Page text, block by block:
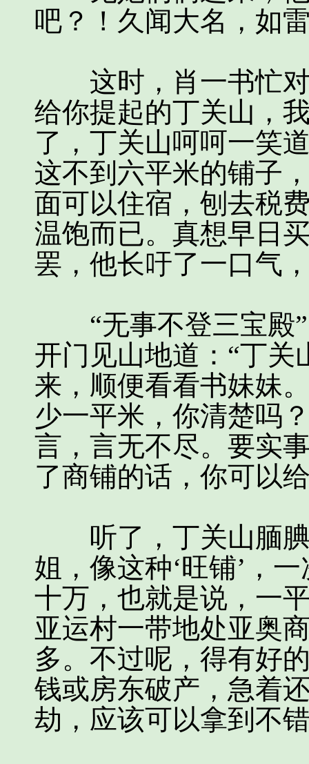
吧？！久闻大名，如
这时，肖一书忙对
给你提起的丁关山，
了，丁关山呵呵一笑
这不到六平米的铺子
面可以住宿，刨去税
温饱而已。真想早日
罢，他长吁了一口气
“无事不登三宝殿”
开门见山地道：“丁
来，顺便看看书妹妹
少一平米，你清楚吗
言，言无不尽。要实
了商铺的话，你可以
听了，丁关山腼腆
姐，像这种‘旺铺’，
十万，也就是说，一
亚运村一带地处亚奥
多。不过呢，得有好
钱或房东破产，急着
劫，应该可以拿到不